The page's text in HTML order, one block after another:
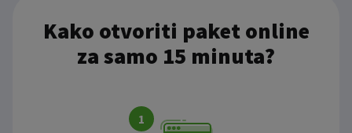
Kako otvoriti paket online
za samo 15 minuta?
1